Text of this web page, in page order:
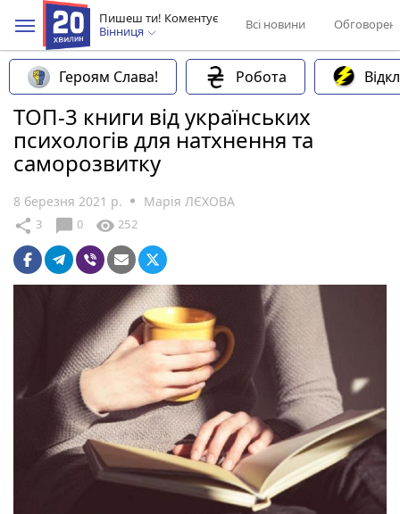
Пишеш ти! Коментує
Вінниця
Всі новини
Героям Слава! Робота
ТОП-3 книги від українських
психологів для натхнення та
саморозвитку
8 березня 2021 р. Марія ЛЄХОВА
share 3 chat_bubble 0 visibility 252